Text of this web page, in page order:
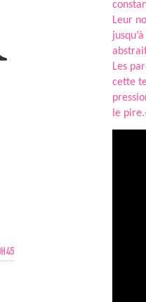
Leur
Les
cette
le